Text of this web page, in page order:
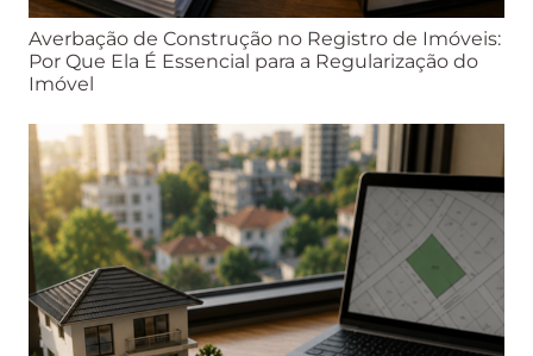
Averbação de Construção no Registro de Imóveis:
Por Que Ela É Essencial para a Regularização do
Imóvel